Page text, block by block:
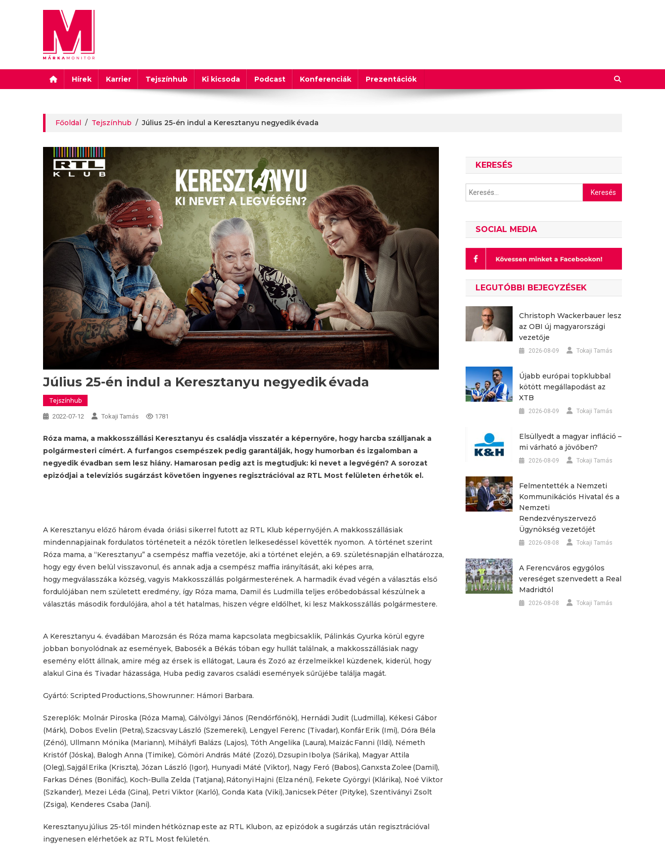
Márkamonitor
Hírek Karrier Tejszínhub Ki kicsoda Podcast Konferenciák Prezentációk
Főoldal / Tejszínhub / Július 25-én indul a Keresztanyu negyedik évada
Július 25-én indul a Keresztanyu negyedik évada
Tejszínhub
2022-07-12 Tokaji Tamás 1781
Róza mama, a makkosszállási Keresztanyu és családja visszatér a képernyőre, hogy harcba szálljanak a
polgármesteri címért. A furfangos csempészek pedig garantálják, hogy humorban és izgalomban a
negyedik évadban sem lesz hiány. Hamarosan pedig azt is megtudjuk: ki nevet a legvégén? A sorozat
epizódjai a televíziós sugárzást követően ingyenes regisztrációval az RTL Most felületen érhetők el.
A Keresztanyu előző három évada óriási sikerrel futott az RTL Klub képernyőjén. A makkosszállásiak
mindennapjainak fordulatos történeteit a nézők töretlen lelkesedéssel követték nyomon. A történet szerint
Róza mama, a “Keresztanyu” a csempész maffia vezetője, aki a történet elején, a 69. születésnapján elhatározza,
hogy egy éven belül visszavonul, és annak adja a csempész maffia irányítását, aki képes arra,
hogy megválasszák a község, vagyis Makkosszállás polgármesterének. A harmadik évad végén a választás első
fordulójában nem született eredmény, így Róza mama, Damil és Ludmilla teljes erőbedobással készülnek a
választás második fordulójára, ahol a tét hatalmas, hiszen végre eldőlhet, ki lesz Makkosszállás polgármestere.
A Keresztanyu 4. évadában Marozsán és Róza mama kapcsolata megbicsaklik, Pálinkás Gyurka körül egyre
jobban bonyolódnak az események, Babosék a Békás tóban egy hullát találnak, a makkosszállásiak nagy
esemény előtt állnak, amire még az érsek is ellátogat, Laura és Zozó az érzelmeikkel küzdenek, kiderül, hogy
alakul Gina és Tivadar házassága, Huba pedig zavaros családi események sűrűjébe találja magát.
Gyártó: Scripted Productions, Showrunner: Hámori Barbara.
Szereplők: Molnár Piroska (Róza Mama), Gálvölgyi János (Rendőrfőnök), Hernádi Judit (Ludmilla), Kékesi Gábor
(Márk), Dobos Evelin (Petra), Szacsvay László (Szemereki), Lengyel Ferenc (Tivadar), Konfár Erik (Imi), Dóra Béla
(Zénó), Ullmann Mónika (Mariann), Mihályfi Balázs (Lajos), Tóth Angelika (Laura), Maizác Fanni (Ildi), Németh
Kristóf (Jóska), Balogh Anna (Timike), Gömöri András Máté (Zozó), Dzsupin Ibolya (Sárika), Magyar Attila
(Oleg), Sajgál Erika (Kriszta), Józan László (Igor), Hunyadi Máté (Viktor), Nagy Feró (Babos), Ganxsta Zolee (Damil),
Farkas Dénes (Bonifác), Koch-Bulla Zelda (Tatjana), Rátonyi Hajni (Elza néni), Fekete Györgyi (Klárika), Noé Viktor
(Szkander), Mezei Léda (Gina), Petri Viktor (Karló), Gonda Kata (Viki), Janicsek Péter (Pityke), Szentiványi Zsolt
(Zsiga), Kenderes Csaba (Jani).
Keresztanyu július 25-től minden hétköznap este az RTL Klubon, az epizódok a sugárzás után regisztrációval
ingyenesen elérhetőek az RTL Most felületén.
KERESÉS
Keresés:
SOCIAL MEDIA
LEGUTÓBBI BEJEGYZÉSEK
Christoph Wackerbauer lesz
az OBI új magyarországi
vezetője
2026-08-09 Tokaji Tamás
Újabb európai topklubbal
kötött megállapodást az
XTB
2026-08-09 Tokaji Tamás
Elsüllyedt a magyar infláció –
mi várható a jövőben?
2026-08-09 Tokaji Tamás
Felmentették a Nemzeti
Kommunikációs Hivatal és a
Nemzeti
Rendezvényszervező
Ügynökség vezetőjét
2026-08-08 Tokaji Tamás
A Ferencváros egygólos
vereséget szenvedett a Real
Madridtól
2026-08-08 Tokaji Tamás